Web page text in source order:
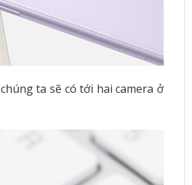
chúng ta sẽ có tới hai camera ở